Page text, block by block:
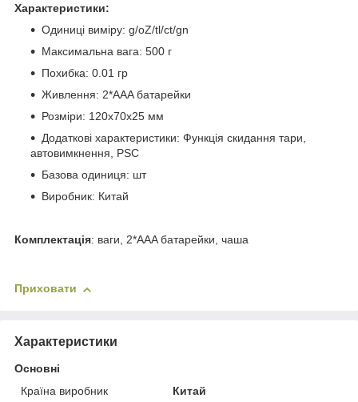
Характеристики:
Одиниці виміру: g/oZ/tl/ct/gn
Максимальна вага: 500 г
Похибка: 0.01 гр
Живлення: 2*AAA батарейки
Розміри: 120х70х25 мм
Додаткові характеристики: Функція скидання тари,
автовимкнення, PSC
Базова одиниця: шт
Виробник: Китай
Комплектація: ваги, 2*AAA батарейки, чаша
Приховати
Характеристики
Основні
Країна виробник
Китай